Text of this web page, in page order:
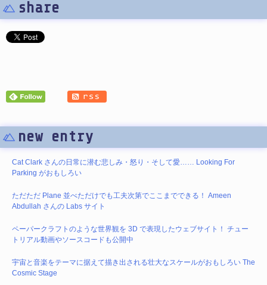
share
new entry
Cat Clark さんの日常に潜む悲しみ・怒り・そして愛…… Looking For
Parking がおもしろい
ただただ Plane 並べただけでも工夫次第でここまでできる！ Ameen
Abdullah さんの Labs サイト
ペーパークラフトのような世界観を 3D で表現したウェブサイト！ チュー
トリアル動画やソースコードも公開中
宇宙と音楽をテーマに据えて描き出される壮大なスケールがおもしろい The
Cosmic Stage